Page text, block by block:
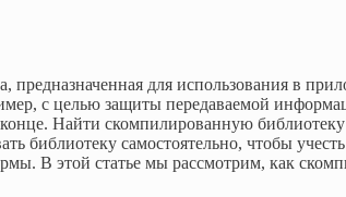
предназначенная для использования в
с целью защиты передаваемой
Найти скомпилированную
библиотеку самостоятельно, чтобы
В этой статье мы рассмотрим, как